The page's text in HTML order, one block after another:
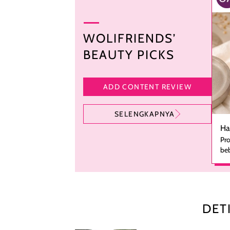
WOLIFRIENDS’
BEAUTY PICKS
ADD CONTENT REVIEW
SELENGKAPNYA